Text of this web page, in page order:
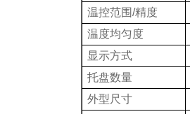
温控范围/精度
温度均匀度
显示方式
托盘数量
外型尺寸